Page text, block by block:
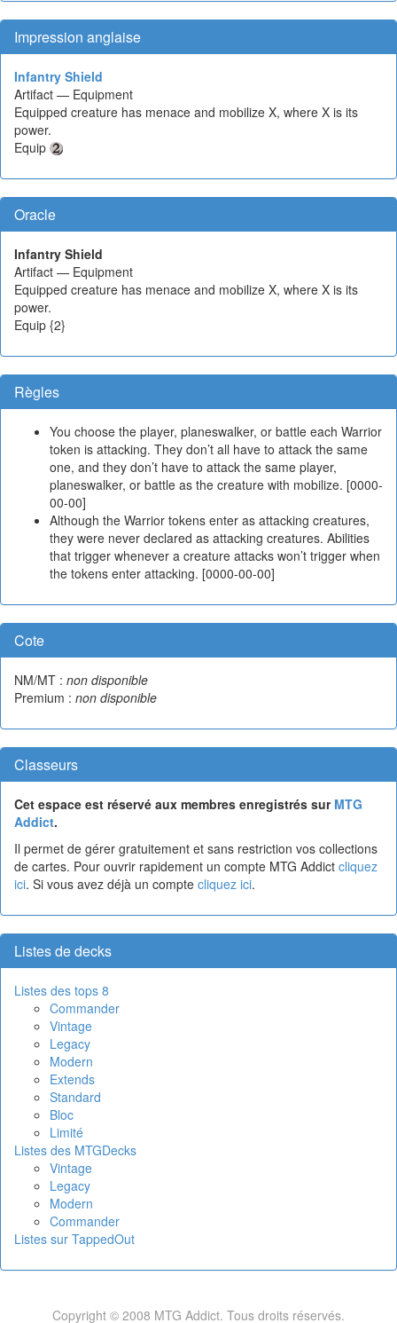
Impression anglaise
Infantry Shield
Artifact — Equipment
Equipped creature has menace and mobilize X, where X is its
power.
Equip
Oracle
Infantry Shield
Artifact — Equipment
Equipped creature has menace and mobilize X, where X is its
power.
Equip {2}
Règles
You choose the player, planeswalker, or battle each Warrior
token is attacking. They don’t all have to attack the same
one, and they don’t have to attack the same player,
planeswalker, or battle as the creature with mobilize. [0000-
00-00]
Although the Warrior tokens enter as attacking creatures,
they were never declared as attacking creatures. Abilities
that trigger whenever a creature attacks won’t trigger when
the tokens enter attacking. [0000-00-00]
Cote
NM/MT : non disponible
Premium : non disponible
Classeurs
Cet espace est réservé aux membres enregistrés sur MTG
Addict.
Il permet de gérer gratuitement et sans restriction vos collections
de cartes. Pour ouvrir rapidement un compte MTG Addict cliquez
ici. Si vous avez déjà un compte cliquez ici.
Listes de decks
Listes des tops 8
Commander
Vintage
Legacy
Modern
Extends
Standard
Bloc
Limité
Listes des MTGDecks
Vintage
Legacy
Modern
Commander
Listes sur TappedOut
Copyright © 2008 MTG Addict. Tous droits réservés.